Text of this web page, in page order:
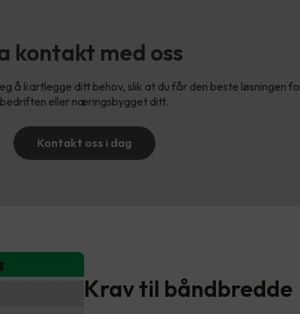
kontakt med oss
å kartlegge ditt behov, slik at du får den beste løsningen
bedriften eller næringsbygget ditt.
Kontakt oss i dag
Krav til båndbredde